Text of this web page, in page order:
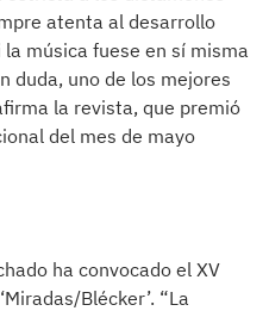
atenta al desarrollo
música fuese en sí misma
duda, uno de los mejores
la revista, que premió
del mes de mayo
ha convocado el XV
Blécker’. “La